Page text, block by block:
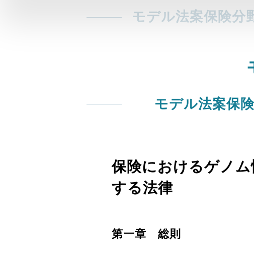
モデル法案保険分
モデル法案保
保険におけるゲノ
する法律
第一章 総則